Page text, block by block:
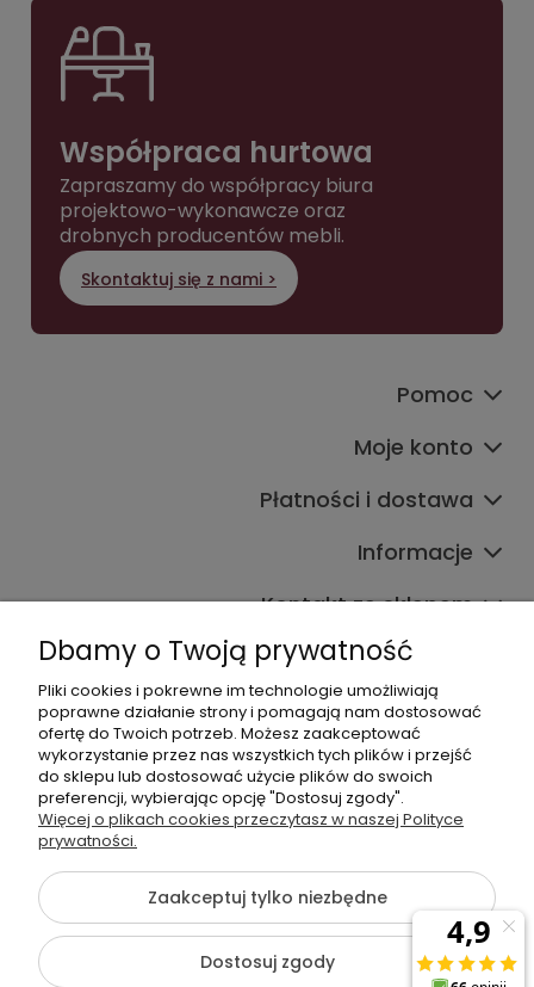
Współpraca hurtowa
Zapraszamy do współpracy biura
projektowo-wykonawcze oraz
drobnych producentów mebli.
Skontaktuj się z nami >
Pomoc
Moje konto
Płatności i dostawa
Informacje
Kontakt ze sklepem
Dane kontaktowe
603377506
sklep@komfort-biuro.pl
Nasz Facebook
©2026 Wszelkie Prawa Zastrzeżone | Komfort Biuro - meble
biurowe
Dbamy o Twoją prywatność
Pliki cookies i pokrewne im technologie umożliwiają
poprawne działanie strony i pomagają nam dostosować
ofertę do Twoich potrzeb. Możesz zaakceptować
wykorzystanie przez nas wszystkich tych plików i przejść
do sklepu lub dostosować użycie plików do swoich
preferencji, wybierając opcję "Dostosuj zgody".
Więcej o plikach cookies przeczytasz w naszej Polityce
prywatności.
Zaakceptuj tylko niezbędne
Dostosuj zgody